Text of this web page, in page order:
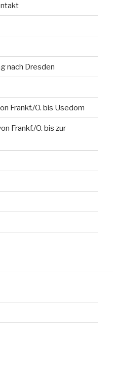
nach Dresden
Frankf./O. bis Usedom
Frankf./O. bis zur